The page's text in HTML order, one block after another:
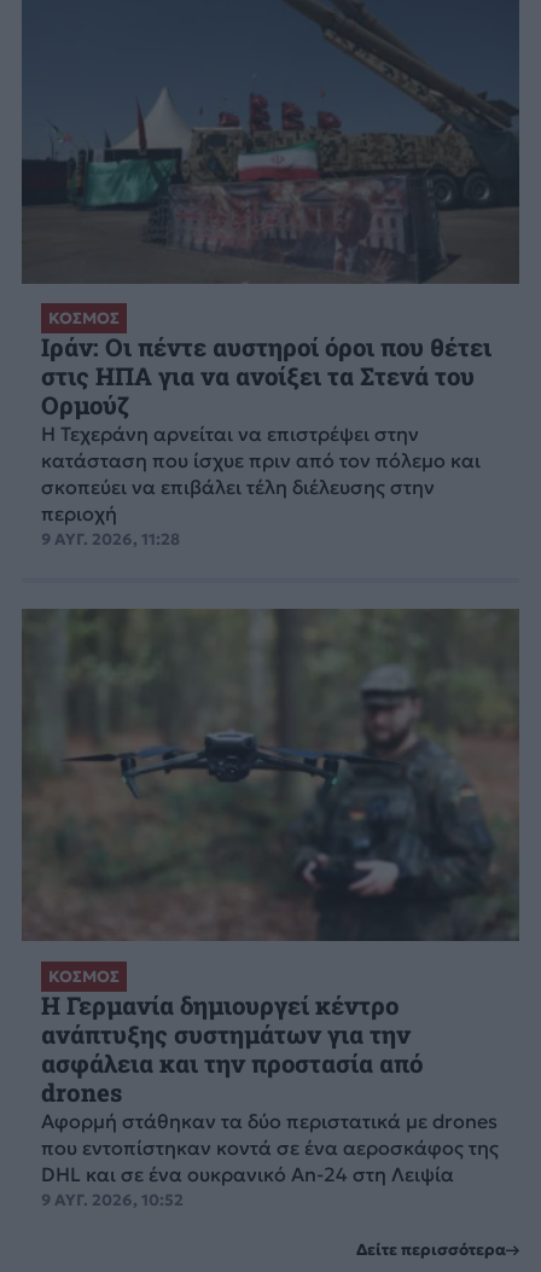
ΚΟΣΜΟΣ
Ιράν: Οι πέντε αυστηροί όροι που θέτει
στις ΗΠΑ για να ανοίξει τα Στενά του
Ορμούζ
Η Τεχεράνη αρνείται να επιστρέψει στην
κατάσταση που ίσχυε πριν από τον πόλεμο και
σκοπεύει να επιβάλει τέλη διέλευσης στην
περιοχή
9 ΑΥΓ. 2026, 11:28
ΚΟΣΜΟΣ
Η Γερμανία δημιουργεί κέντρο
ανάπτυξης συστημάτων για την
ασφάλεια και την προστασία από
drones
Αφορμή στάθηκαν τα δύο περιστατικά με drones
που εντοπίστηκαν κοντά σε ένα αεροσκάφος της
DHL και σε ένα ουκρανικό An-24 στη Λειψία
9 ΑΥΓ. 2026, 10:52
Δείτε περισσότερα